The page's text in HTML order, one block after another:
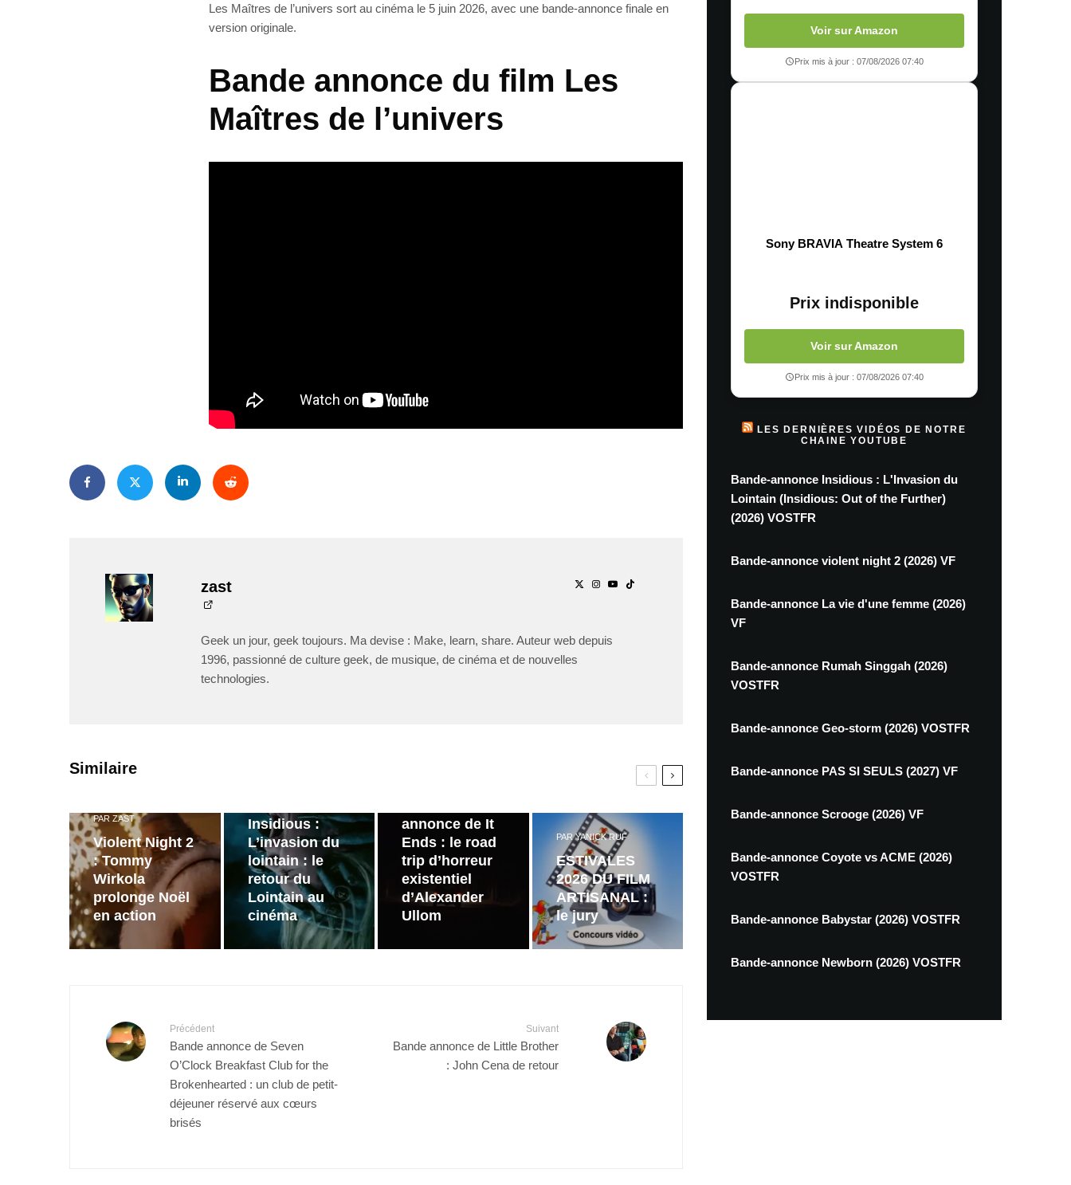
Les Maîtres de l’univers sort au cinéma le 5 juin 2026, avec une bande-annonce finale en
version originale.
Bande annonce du film Les
Maîtres de l’univers
zast
Geek un jour, geek toujours. Ma devise : Make, learn, share. Auteur web depuis
1996, passionné de culture geek, de musique, de cinéma et de nouvelles
technologies.
Similaire
PAR ZAST
Violent Night 2
: Tommy
Wirkola
prolonge Noël
en action
Insidious :
L’invasion du
lointain : le
retour du
Lointain au
cinéma
annonce de It
Ends : le road
trip d’horreur
existentiel
d’Alexander
Ullom
PARYANICK RUF
ESTIVALES
2026 DU FILM
ARTISANAL :
le jury
Précédent
Bande annonce de Seven
O’Clock Breakfast Club for the
Brokenhearted : un club de petit-
déjeuner réservé aux cœurs
brisés
Suivant
Bande annonce de Little Brother
: John Cena de retour
Voir sur Amazon
Prix mis à jour : 07/08/2026 07:40
Sony BRAVIA Theatre System 6
Prix indisponible
Voir sur Amazon
Prix mis à jour : 07/08/2026 07:40
LES DERNIÈRES VIDÉOS DE NOTRE
CHAINE YOUTUBE
Bande-annonce Insidious : L'Invasion du
Lointain (Insidious: Out of the Further)
(2026) VOSTFR
Bande-annonce violent night 2 (2026) VF
Bande-annonce La vie d'une femme (2026)
VF
Bande-annonce Rumah Singgah (2026)
VOSTFR
Bande-annonce Geo-storm (2026) VOSTFR
Bande-annonce PAS SI SEULS (2027) VF
Bande-annonce Scrooge (2026) VF
Bande-annonce Coyote vs ACME (2026)
VOSTFR
Bande-annonce Babystar (2026) VOSTFR
Bande-annonce Newborn (2026) VOSTFR